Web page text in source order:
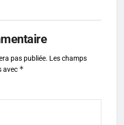
pas publiée. Les champs
avec *